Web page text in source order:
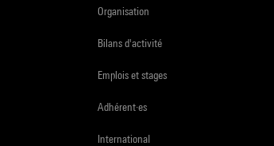
Organisation
Bilans d'activité
Emplois et stages
Adhérent·es
International